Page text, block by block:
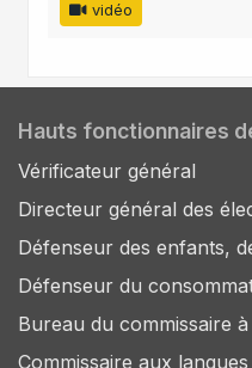
vidéo
Hauts fonctionnaires
Vérificateur général
Directeur général des
Défenseur des enfants,
Défenseur du
Bureau du commissaire à
Commissaire aux